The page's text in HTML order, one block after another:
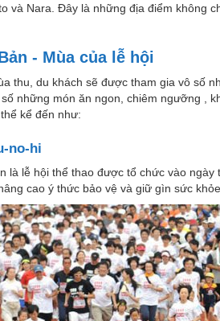
và Nara. Đây là những địa điểm không
- Mùa của lễ hội
thu, du khách sẽ được tham gia vô số
những món ăn ngon, chiêm ngưỡng ,
kể đến như:
no-hi
là lễ hội thể thao được tổ chức vào
cao ý thức bảo vệ và giữ gìn sức